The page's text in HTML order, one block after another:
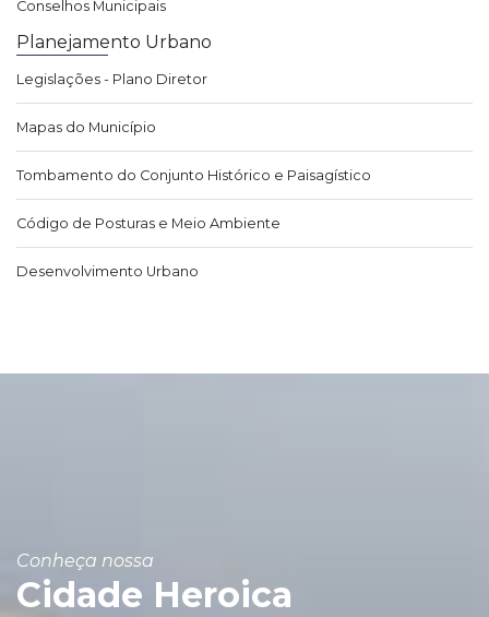
Conselhos Municipais
Planejamento Urbano
Legislações - Plano Diretor
Mapas do Município
Tombamento do Conjunto Histórico e Paisagístico
Código de Posturas e Meio Ambiente
Desenvolvimento Urbano
Conheça nossa
Cidade Heroica